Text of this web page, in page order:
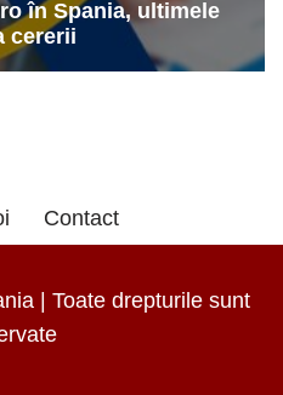
Contact
| Toate drepturile sunt